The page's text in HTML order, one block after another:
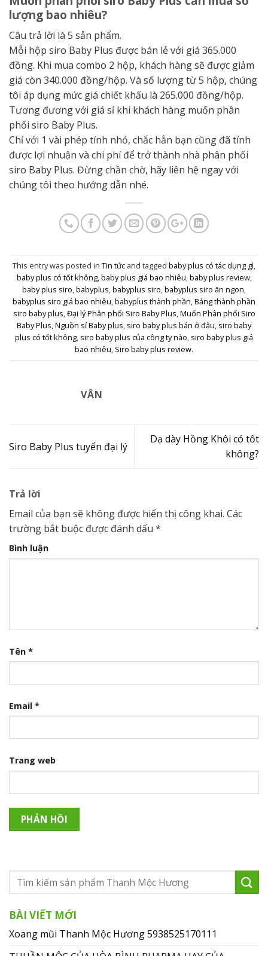
lượng bao nhiêu?
Câu trả lời là 5 sản phẩm.
Mỗi hộp siro Baby Plus được bán lẻ với giá 365.000
đồng. Khi mua combo 2 hộp, khách hàng sẽ được giảm
giá còn 340.000 đồng/hộp. Và số lượng từ 5 hộp, chúng
tôi áp dụng mức giá chiết khấu là 265.000 đồng/hộp.
Tương đương với giá sỉ khi khách hàng muốn phân
phối siro Baby Plus.
Chỉ với 1 vài phép tính nhỏ, chắc hẳn bạn cũng đã tính
được lợi nhuận và chi phí để trở thành nhà phân phối
siro Baby Plus. Đừng chần chờ, hãy liên hệ ngay với
chúng tôi theo hướng dẫn nhé.
This entry was posted in Tin tức and tagged baby plus có tác dụng gì,
baby plus có tốt không,baby plus giá bao nhiêu,baby plus review,
baby plus siro,babyplus,babyplus siro,babyplus siro ăn ngon,
babyplus siro giá bao nhiêu,babyplus thành phần,Bảng thành phần
siro baby plus,Đại lý Phân phối Siro Baby Plus,Muốn Phân phối Siro
Baby Plus,Nguồn sỉ Baby plus, siro baby plus bán ở đâu, siro baby
plus có tốt không, siro baby plus của công ty nào, siro baby plus giá
bao nhiêu, Siro baby plus review.
VÂN
Siro Baby Plus tuyển đại lý
Dạ dày Hồng Khôi có tốt
không?
Trả lời
Email của bạn sẽ không được hiển thị công khai. Các
trường bắt buộc được đánh dấu *
Bình luận
Tên *
Email *
Trang web
BÀI VIẾT MỚI
Xoang mũi Thanh Mộc Hương 5938525170111